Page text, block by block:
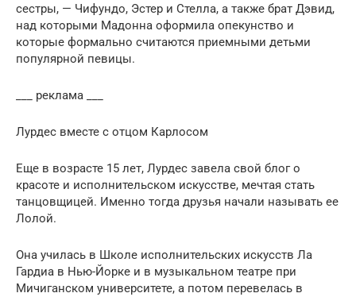
сестры, — Чифундо, Эстер и Стелла, а также брат Дэвид,
над которыми Мадонна оформила опекунство и
которые формально считаются приемными детьми
популярной певицы.
___ реклама ___
Лурдес вместе с отцом Карлосом
Еще в возрасте 15 лет, Лурдес завела свой блог о
красоте и исполнительском искусстве, мечтая стать
танцовщицей. Именно тогда друзья начали называть ее
Лолой.
Она училась в Школе исполнительских искусств Ла
Гардиа в Нью-Йорке и в музыкальном театре при
Мичиганском университете, а потом перевелась в